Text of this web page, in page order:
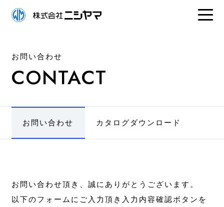
お問い合わせ
CONTACT
お問い合わせ カタログダウンロード
お問い合わせ頂き、誠にありがとうございます。
以下のフォームにご入力頂き入力内容確認ボタンを